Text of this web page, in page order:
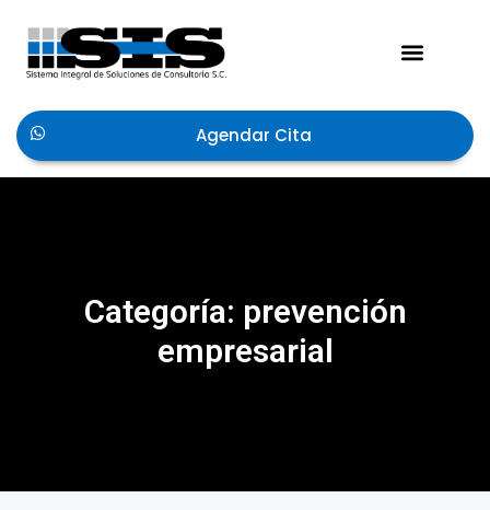
Agendar Cita
Categoría: prevención
empresarial